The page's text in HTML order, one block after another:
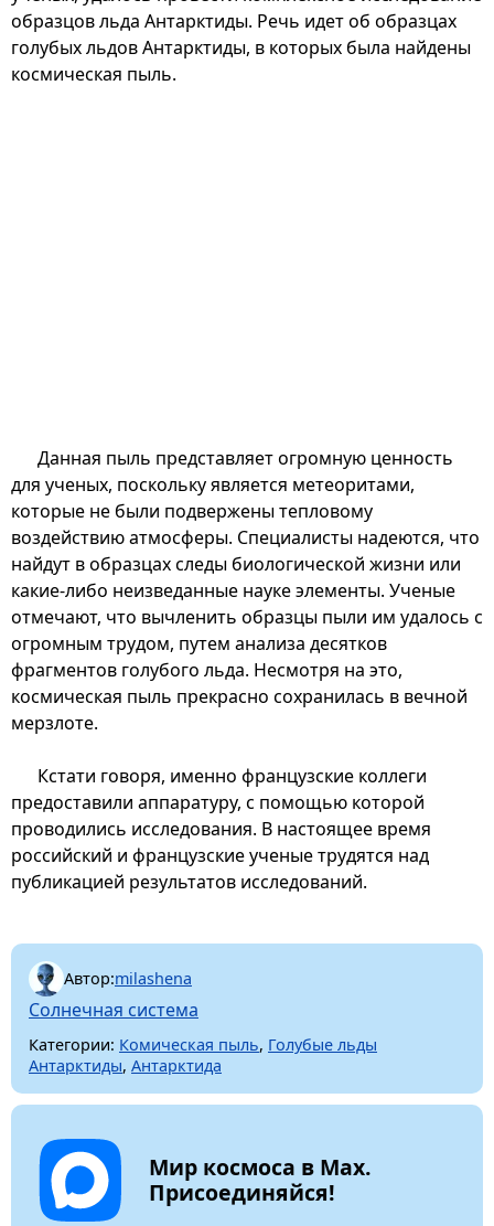
образцов льда Антарктиды. Речь идет об образцах
голубых льдов Антарктиды, в которых была найдены
космическая пыль.
Данная пыль представляет огромную ценность
для ученых, поскольку является метеоритами,
которые не были подвержены тепловому
воздействию атмосферы. Специалисты надеются, что
найдут в образцах следы биологической жизни или
какие-либо неизведанные науке элементы. Ученые
отмечают, что вычленить образцы пыли им удалось с
огромным трудом, путем анализа десятков
фрагментов голубого льда. Несмотря на это,
космическая пыль прекрасно сохранилась в вечной
мерзлоте.
Кстати говоря, именно французские коллеги
предоставили аппаратуру, с помощью которой
проводились исследования. В настоящее время
российский и французские ученые трудятся над
публикацией результатов исследований.
Автор:milashena
Солнечная система
Категории: Комическая пыль, Голубые льды
Антарктиды, Антарктида
Мир космоса в Max.
Присоединяйся!